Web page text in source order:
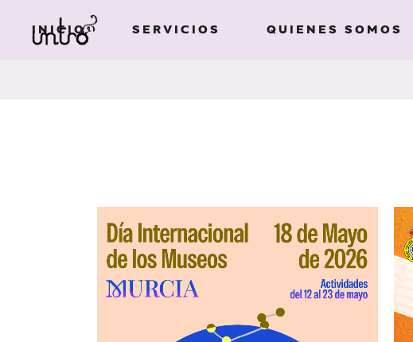
INICIO SERVICIOS
Diseño de
packaging
Edición de libros
Diseño gráfico
Textos creativos
QUIENES SOMOS
Imagen de
Diseño gráfico
Textos creativos